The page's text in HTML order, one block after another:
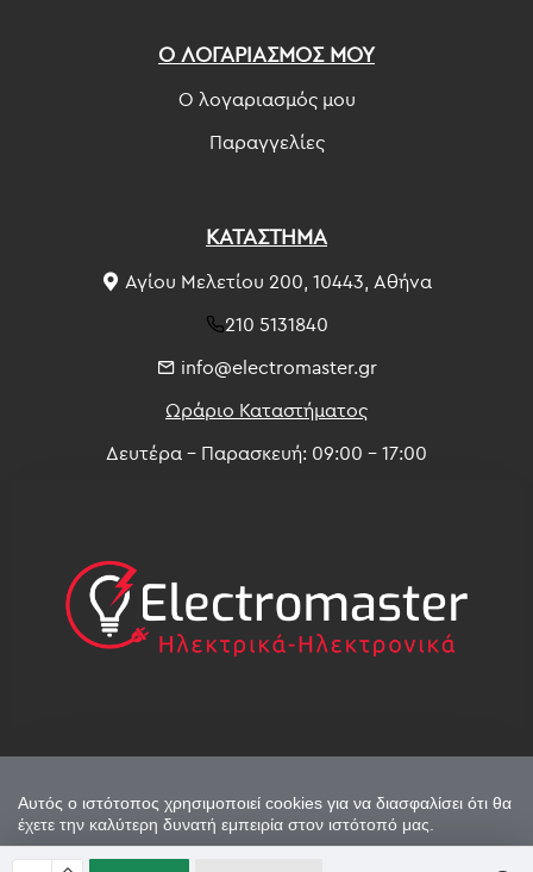
Αυτός ο ιστότοπος χρησιμοποιεί cookies για να διασφαλίσει ότι θα
έχετε την καλύτερη δυνατή εμπειρία στον ιστότοπό μας.
Ο ΛΟΓΑΡΙΑΣΜΟΣ ΜΟΥ
Ο λογαριασμός μου
Παραγγελίες
ΚΑΤΑΣΤΗΜΑ
Αγίου Μελετίου 200, 10443, Αθήνα
210 5131840
info@electromaster.gr
Ωράριο Καταστήματος
Δευτέρα - Παρασκευή: 09:00 - 17:00